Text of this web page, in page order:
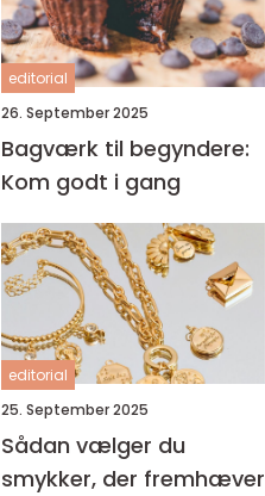
editorial
26. September 2025
Bagværk til begyndere:
Kom godt i gang
editorial
25. September 2025
Sådan vælger du
smykker, der fremhæver